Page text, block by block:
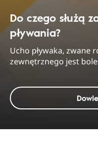
Do czego służą
pływania?
Ucho pływaka, zwane
zewnętrznego jest